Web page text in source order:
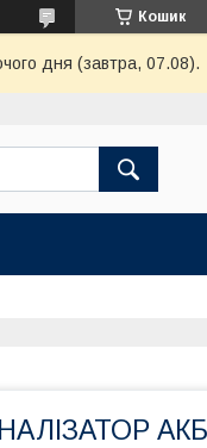
Кошик
дня (завтра, 07.08).
АКБ